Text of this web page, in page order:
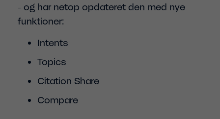
- og har netop opdateret den med nye
funktioner:
Intents
Topics
Citation Share
Compare